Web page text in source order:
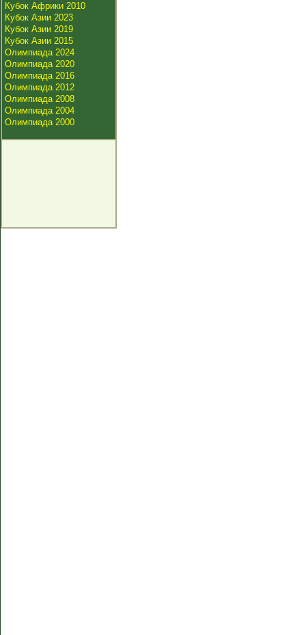
Кубок Африки 2010
Кубок Азии 2023
Кубок Азии 2019
Кубок Азии 2015
Олимпиада 2024
Олимпиада 2020
Олимпиада 2016
Олимпиада 2012
Олимпиада 2008
Олимпиада 2004
Олимпиада 2000